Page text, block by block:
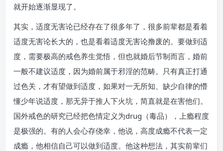
就开始逐渐显现了。
其实，适度无害论已经存在了很多年了，很多前辈都是看着
适度无害论长大的，也是看着适度无害论撸废的。要做到适
度，需要极高的戒色养生觉悟，但也就婚后节制而言，婚前
一般不建议适度，因为婚前属于邪淫的范畴。只有真正打通
过色关，才有望做到适度，如果对一无所知、缺少自律的懵
懂少年说适度，那无异于推人下火坑，简直就是在害他们。
国外戒色的研究已经把色情定义为drug（毒品），上瘾程度
是极强的。有的人会心存侥幸，他说，高度成瘾不代表一定
成瘾，他相信自己可以做到适度。他这种想法，其实前辈们